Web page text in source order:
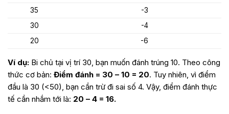
35
-3
30
-4
20
-6
Ví dụ: Bi chủ tại vị trí 30, bạn muốn đánh trúng 10. Theo công
thức cơ bản: Điểm đánh = 30 – 10 = 20. Tuy nhiên, vì điểm
đầu là 30 (<50), bạn cần trừ đi sai số 4. Vậy, điểm đánh thực
tế cần nhắm tới là: 20 – 4 = 16.